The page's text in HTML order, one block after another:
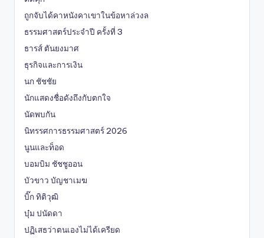
ถูกจับได้คาหนังคาเขาในข้อหาล่วงล
ธรรมศาสตร์ประจำปี ครั้งที่ 3
ธารส์ ตันยงมาศ
ธุรกิจและการเงิน
นก ชัชชัย
นักแสดงชื่อดังถึงกับตกใจ
นัดพบกัน
นิทรรศการธรรมศาสตร์ 2026
นูนและท็อด
บอมบิม ชัชชูออน
บัวขาว บัญชาเมฆ
บิ๊ก ทิติวุฒิ
บุ๋ม ปนัดดา
ปฏิเสธว่าตนเองไม่ได้เครียด